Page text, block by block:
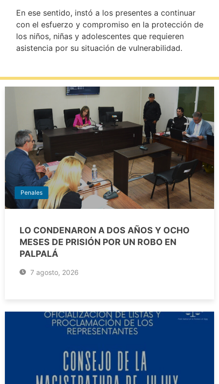
En ese sentido, instó a los presentes a continuar
con el esfuerzo y compromiso en la protección de
los niños, niñas y adolescentes que requieren
asistencia por su situación de vulnerabilidad.
Penales
LO CONDENARON A DOS AÑOS Y OCHO
MESES DE PRISIÓN POR UN ROBO EN
PALPALÁ
7 agosto, 2026